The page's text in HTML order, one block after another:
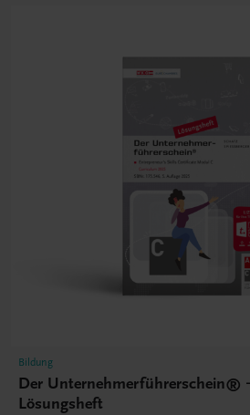
Bildung
Der Unternehmerführerschein®
Lösungsheft